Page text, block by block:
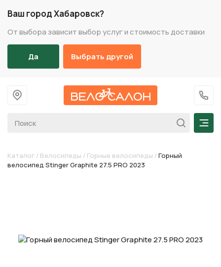
Ваш город Хабаровск?
От выбора зависит выбор услуг и стоимость доставки
Да Выбрать другой
На главную
+7
Каталог / Велосипеды / Горные велосипеды / Горный
велосипед Stinger Graphite 27.5 PRO 2023